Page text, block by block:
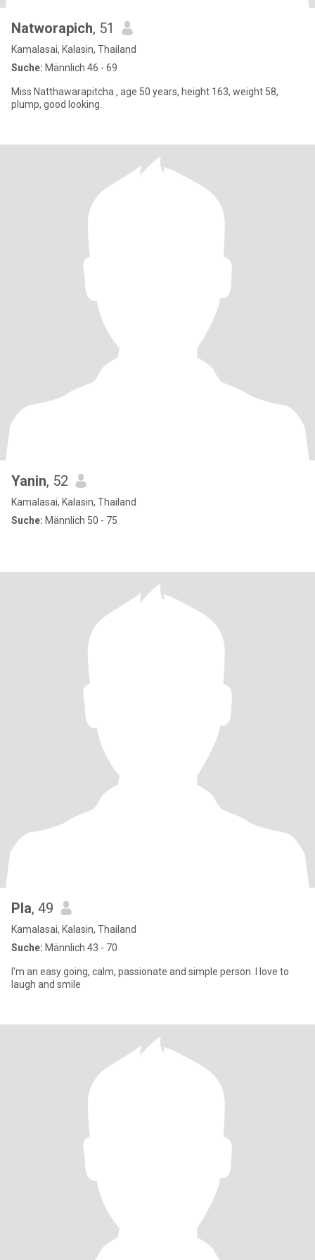
Natworapich, 51
Kamalasai, Kalasin, Thailand
Suche: Männlich 46 - 69
Miss Natthawarapitcha , age 50 years, height 163, weight 58,
plump, good looking.
Yanin, 52
Kamalasai, Kalasin, Thailand
Suche: Männlich 50 - 75
Pla, 49
Kamalasai, Kalasin, Thailand
Suche: Männlich 43 - 70
I'm an easy going, calm, passionate and simple person. I love to
laugh and smile